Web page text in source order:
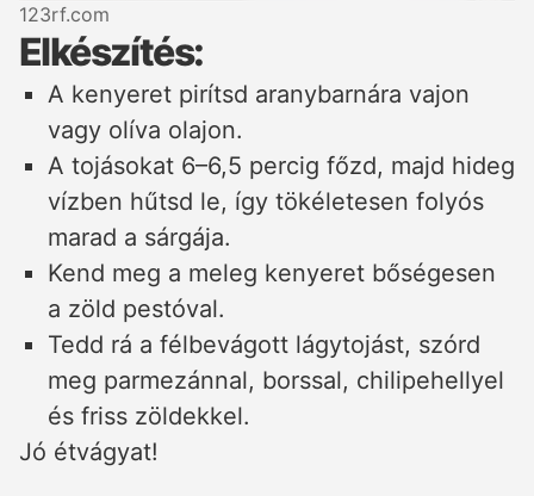
123rf.com
Elkészítés:
A kenyeret pirítsd aranybarnára vajon
vagy olíva olajon.
A tojásokat 6–6,5 percig főzd, majd hideg
vízben hűtsd le, így tökéletesen folyós
marad a sárgája.
Kend meg a meleg kenyeret bőségesen
a zöld pestóval.
Tedd rá a félbevágott lágytojást, szórd
meg parmezánnal, borssal, chilipehellyel
és friss zöldekkel.
Jó étvágyat!